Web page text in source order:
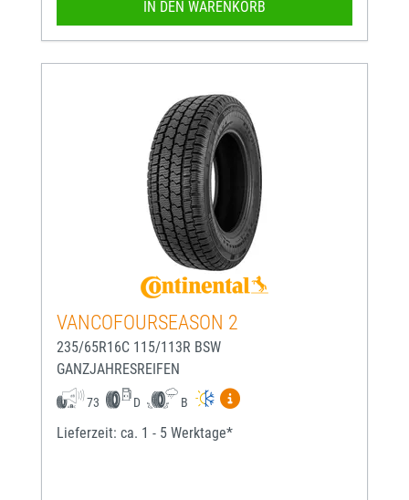
IN DEN WARENKORB
VANCOFOURSEASON 2
235/65R16C 115/113R BSW
GANZJAHRESREIFEN
73 D B
Mehr Informationen zum
Lieferzeit: ca. 1 - 5 Werktage*